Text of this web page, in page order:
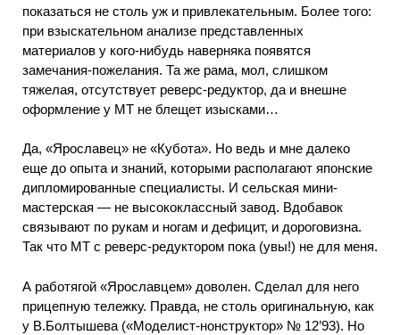
показаться не столь уж и привлекательным. Более того:
при взыскательном анализе представленных
материалов у кого-нибудь наверняка появятся
замечания-пожелания. Та же рама, мол, слишком
тяжелая, отсутствует реверс-редуктор, да и внешне
оформление у МТ не блещет изысками…
Да, «Ярославец» не «Кубота». Но ведь и мне далеко
еще до опыта и знаний, которыми располагают японские
дипломированные специалисты. И сельская мини-
мастерская — не высококлассный завод. Вдобавок
связывают по рукам и ногам и дефицит, и дороговизна.
Так что МТ с реверс-редуктором пока (увы!) не для меня.
А работягой «Ярославцем» доволен. Сделал для него
прицепную тележку. Правда, не столь оригинальную, как
у В.Болтышева («Моделист-нонструктор» № 12’93). Но